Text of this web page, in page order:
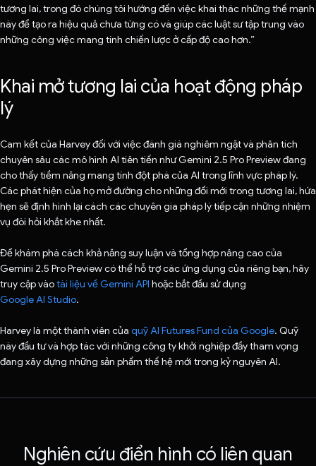
tương lai, trong đó chúng tôi hướng đến việc khai thác những thế mạnh
này để tạo ra hiệu quả chưa từng có và giúp các luật sư tập trung vào
những công việc mang tính chiến lược ở cấp độ cao hơn.”
Khai mở tương lai của hoạt động pháp
lý
Cam kết của Harvey đối với việc đánh giá nghiêm ngặt và phân tích
chuyên sâu các mô hình AI tiên tiến như Gemini 2.5 Pro Preview đang
cho thấy tiềm năng mang tính đột phá của AI trong lĩnh vực pháp lý.
Các phát hiện của họ mở đường cho những đổi mới trong tương lai, hứa
hẹn sẽ định hình lại cách các chuyên gia pháp lý tiếp cận những nhiệm
vụ đòi hỏi khắt khe nhất.
Để khám phá cách khả năng suy luận và tổng hợp nâng cao của
Gemini 2.5 Pro Preview có thể hỗ trợ các ứng dụng của riêng bạn, hãy
truy cập vàotài liệu về Gemini API hoặc bắt đầu sử dụng
Google AI Studio.
Harvey là một thành viên của quỹ AI Futures Fund của Google. Quỹ
này đầu tư và hợp tác với những công ty khởi nghiệp đầy tham vọng
đang xây dựng những sản phẩm thế hệ mới trong kỷ nguyên AI.
Nghiên cứu điển hình có liên quan